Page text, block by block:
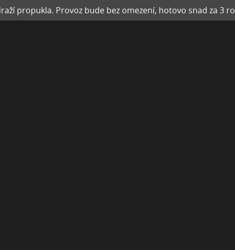
propukla. Provoz bude bez omezení, hotovo snad za 3